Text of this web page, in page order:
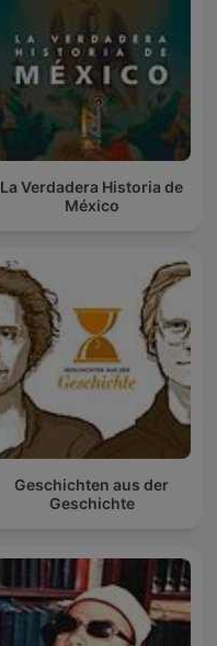
La Verdadera Historia de
México
Geschichten aus der
Geschichte